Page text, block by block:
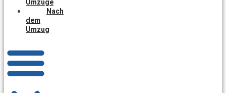
Umzüge
Nach
dem
Umzug